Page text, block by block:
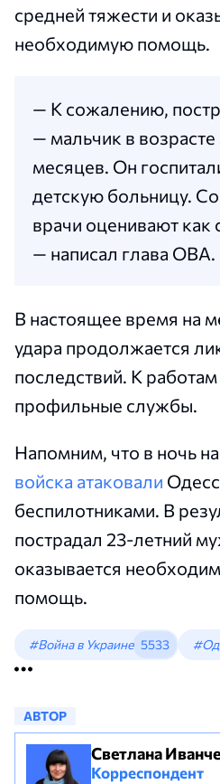
средней тяжести и
необходимую помощь.
— К сожалению,
— мальчик в возрасте
месяцев. Он
детскую больницу.
врачи оценивают как
— написал глава ОВА.
В настоящее время на
удара продолжается
последствий. К
профильные службы.
Напомним, что в ночь
войска атаковали
беспилотниками. В
пострадал 23-летний
оказывается
помощь.
#Война в Украине 5533
АВТОР
Светлана
Корреспондент